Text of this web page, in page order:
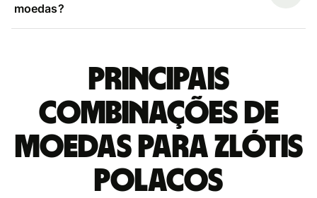
moedas?
Principais
combinações de
moedas para Zlótis
polacos